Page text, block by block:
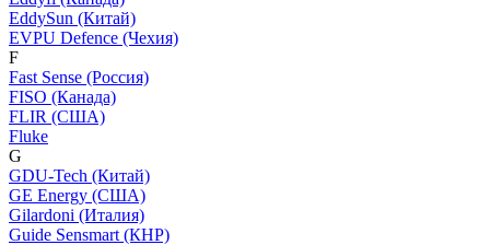
EddySun (Китай)
EVPU Defence (Чехия)
F
Fast Sense (Россия)
FISO (Канада)
FLIR (США)
Fluke
G
GDU-Tech (Китай)
GE Energy (США)
Gilardoni (Италия)
Guide Sensmart (КНР)